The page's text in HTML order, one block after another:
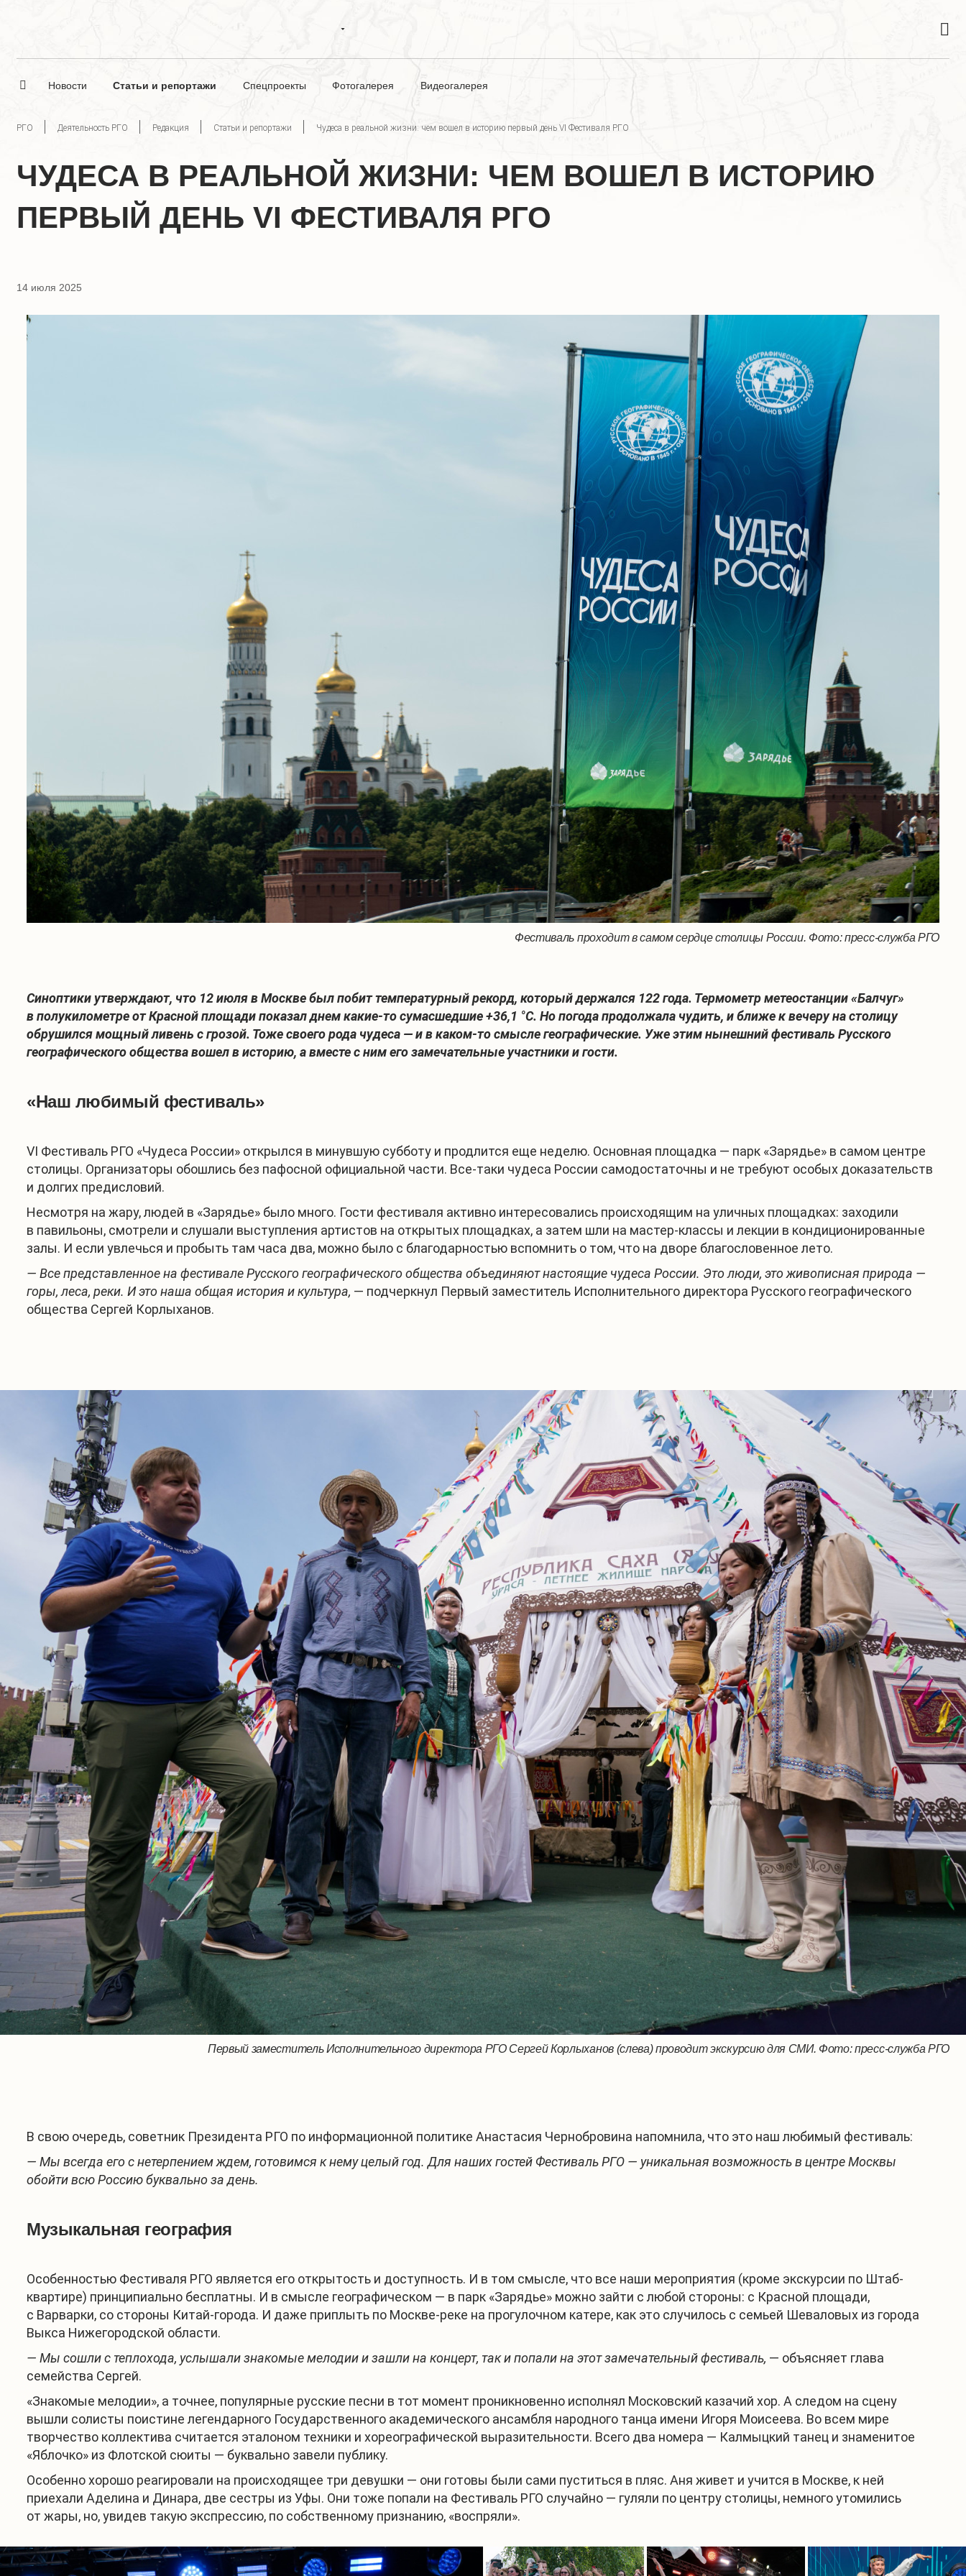
Новости Статьи и репортажи Спецпроекты Фотогалерея Видеогалерея
РГО Деятельность РГО Редакция Статьи и репортажи Чудеса в реальной жизни: чем вошел в историю первый день VI Фестиваля РГО
ЧУДЕСА В РЕАЛЬНОЙ ЖИЗНИ: ЧЕМ ВОШЕЛ В ИСТОРИЮ
ПЕРВЫЙ ДЕНЬ VI ФЕСТИВАЛЯ РГО
14 июля 2025
Фестиваль проходит в самом сердце столицы России. Фото: пресс-служба РГО
Синоптики утверждают, что 12 июля в Москве был побит температурный рекорд, который держался 122 года. Термометр метеостанции «Балчуг»
в полукилометре от Красной площади показал днем какие-то сумасшедшие +36,1 °С. Но погода продолжала чудить, и ближе к вечеру на столицу
обрушился мощный ливень с грозой. Тоже своего рода чудеса — и в каком-то смысле географические. Уже этим нынешний фестиваль Русского
географического общества вошел в историю, а вместе с ним его замечательные участники и гости.
«Наш любимый фестиваль»
VI Фестиваль РГО «Чудеса России» открылся в минувшую субботу и продлится еще неделю. Основная площадка — парк «Зарядье» в самом центре
столицы. Организаторы обошлись без пафосной официальной части. Все-таки чудеса России самодостаточны и не требуют особых доказательств
и долгих предисловий.
Несмотря на жару, людей в «Зарядье» было много. Гости фестиваля активно интересовались происходящим на уличных площадках: заходили
в павильоны, смотрели и слушали выступления артистов на открытых площадках, а затем шли на мастер-классы и лекции в кондиционированные
залы. И если увлечься и пробыть там часа два, можно было с благодарностью вспомнить о том, что на дворе благословенное лето.
— Все представленное на фестивале Русского географического общества объединяют настоящие чудеса России. Это люди, это живописная природа —
горы, леса, реки. И это наша общая история и культура, — подчеркнул Первый заместитель Исполнительного директора Русского географического
общества Сергей Корлыханов.
Первый заместитель Исполнительного директора РГО Сергей Корлыханов (слева) проводит экскурсию для СМИ. Фото: пресс-служба РГО
Посетители фестиваля на выступлении артистов. Фото: пресс-служба РГО
Событие для детей и взрослых. Фото: пресс-служба РГО
Панорамный кинотеатр. Фото: пресс-служба РГО
В свою очередь, советник Президента РГО по информационной политике Анастасия Чернобровина напомнила, что это наш любимый фестиваль:
— Мы всегда его с нетерпением ждем, готовимся к нему целый год. Для наших гостей Фестиваль РГО — уникальная возможность в центре Москвы
обойти всю Россию буквально за день.
Музыкальная география
Особенностью Фестиваля РГО является его открытость и доступность. И в том смысле, что все наши мероприятия (кроме экскурсии по Штаб-
квартире) принципиально бесплатны. И в смысле географическом — в парк «Зарядье» можно зайти с любой стороны: с Красной площади,
с Варварки, со стороны Китай-города. И даже приплыть по Москве-реке на прогулочном катере, как это случилось с семьей Шеваловых из города
Выкса Нижегородской области.
— Мы сошли с теплохода, услышали знакомые мелодии и зашли на концерт, так и попали на этот замечательный фестиваль, — объясняет глава
семейства Сергей.
«Знакомые мелодии», а точнее, популярные русские песни в тот момент проникновенно исполнял Московский казачий хор. А следом на сцену
вышли солисты поистине легендарного Государственного академического ансамбля народного танца имени Игоря Моисеева. Во всем мире
творчество коллектива считается эталоном техники и хореографической выразительности. Всего два номера — Калмыцкий танец и знаменитое
«Яблочко» из Флотской сюиты — буквально завели публику.
Особенно хорошо реагировали на происходящее три девушки — они готовы были сами пуститься в пляс. Аня живет и учится в Москве, к ней
приехали Аделина и Динара, две сестры из Уфы. Они тоже попали на Фестиваль РГО случайно — гуляли по центру столицы, немного утомились
от жары, но, увидев такую экспрессию, по собственному признанию, «воспряли».